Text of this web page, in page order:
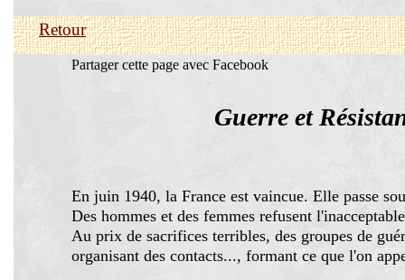
Retour
Partager cette page avec Facebook
Guerre et
En juin 1940, la France est vaincue. Elle passe
Des hommes et des femmes refusent
Au prix de sacrifices terribles, des groupes de
organisant des contacts..., formant ce que l'on